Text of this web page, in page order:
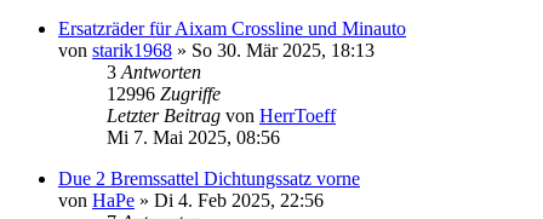
Ersatzräder für Aixam Crossline und Minauto
von starik1968 » So 30. Mär 2025, 18:13
3Antworten
12996 Zugriffe
Letzter Beitrag von HerrToeff
Mi 7. Mai 2025, 08:56
Due 2 Bremssattel Dichtungssatz vorne
von HaPe » Di 4. Feb 2025, 22:56